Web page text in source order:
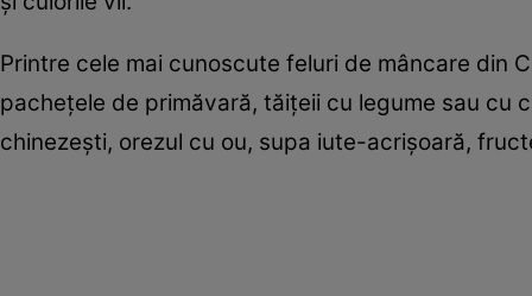
Printre cele mai cunoscute feluri de mâncare din
pacheţele de primăvară, tăiţeii cu legume sau cu
chinezeşti, orezul cu ou, supa iute-acrişoară,